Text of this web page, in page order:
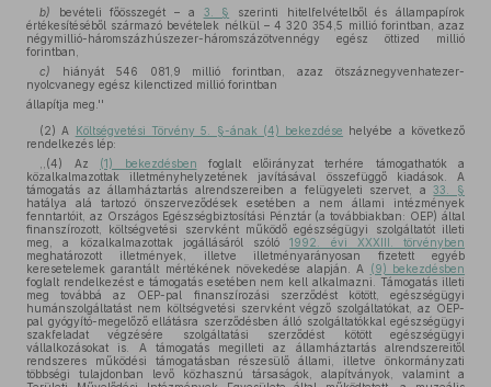
b) bevételi főösszegét – a 3. §
szerinti hitelfelvételből és állampapírok
értékesítéséből származó bevételek nélkül – 4 320 354,5 millió forintban, azaz
négymillió-háromszázhúszezer-háromszázötvennégy egész öttized millió
forintban,
c) hiányát 546 081,9 millió forintban, azaz ötszáznegyvenhatezer-
nyolcvanegy egész kilenctized millió forintban
állapítja meg.''
(2) A Költségvetési Törvény 5. §-ának (4) bekezdése helyébe a következő
rendelkezés lép:
,,(4) Az (1) bekezdésben foglalt előirányzat terhére támogathatók a
közalkalmazottak illetményhelyzetének javításával összefüggő kiadások. A
támogatás az államháztartás alrendszereiben a felügyeleti szervet, a33. §
hatálya alá tartozó önszerveződések esetében a nem állami intézmények
fenntartóit, az Országos Egészségbiztosítási Pénztár (a továbbiakban: OEP) által
finanszírozott, költségvetési szervként működő egészségügyi szolgáltatót illeti
meg, a közalkalmazottak jogállásáról szóló1992. évi XXXIII. törvényben
meghatározott illetmények, illetve illetményarányosan fizetett egyéb
keresetelemek garantált mértékének növekedése alapján. A
(9) bekezdésben
foglalt rendelkezést e támogatás esetében nem kell alkalmazni. Támogatás illeti
meg továbbá az OEP-pal finanszírozási szerződést kötött, egészségügyi
humánszolgáltatást nem költségvetési szervként végző szolgáltatókat, az OEP-
pal gyógyító-megelőző ellátásra szerződésben álló szolgáltatókkal egészségügyi
szakfeladat végzésére szolgáltatási szerződést kötött egészségügyi
vállalkozásokat is. A támogatás megilleti az államháztartás alrendszereitől
rendszeres működési támogatásban részesülő állami, illetve önkormányzati
többségi tulajdonban levő közhasznú társaságok, alapítványok, valamint a